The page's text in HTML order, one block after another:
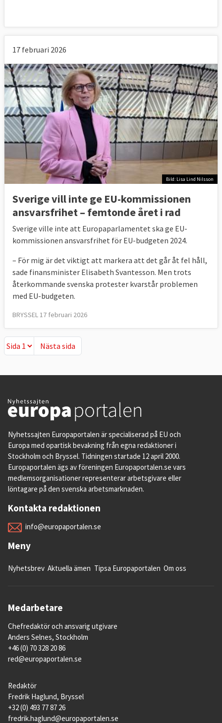
17 februari 2026
Bild: Lisa Lind Nilsson
Sverige vill inte ge EU-kommissionen
ansvarsfrihet – femtonde året i rad
Sverige ville inte att Europaparlamentet ska ge EU-
kommissionen ansvarsfrihet för EU-budgeten 2024.
– För mig är det viktigt att markera att det går åt fel håll,
sade finansminister Elisabeth Svantesson. Men trots
återkommande svenska protester kvarstår problemen
med EU-budgeten.
BRYSSEL 17 februari 2026
Nästa sida
Nästa sida
Nyhetssajten Europaportalen är specialiserad på EU och
Europa med opartisk bevakning från egna redaktioner i
Stockholm och Bryssel. Tidningen startade 12 april 2000.
Europaportalen ägs av föreningen Europaportalen.se vars
medlemsorganisationer representerar arbetsgivare eller
löntagare på den svenska arbetsmarknaden.
Kontakta redaktionen
info@europaportalen.se
Meny
Nyhetsbrev Aktuella ämen Tipsa Europaportalen Om oss
Medarbetare
Chefredaktör och ansvarig utgivare
Anders Selnes, Stockholm
+46 (0) 70 328 20 86
red@europaportalen.se
Redaktör
Fredrik Haglund, Bryssel
+32 (0) 493 77 87 26
fredrik.haglund@europaportalen.se